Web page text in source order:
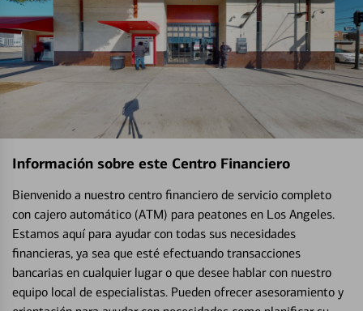
Información sobre este Centro Financiero
Bienvenido a nuestro centro financiero de servicio completo
con cajero automático (ATM) para peatones en Los Angeles.
Estamos aquí para ayudar con todas sus necesidades
financieras, ya sea que esté efectuando transacciones
bancarias en cualquier lugar o que desee hablar con nuestro
equipo local de especialistas. Pueden ofrecer asesoramiento y